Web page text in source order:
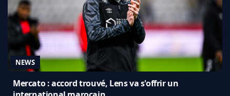
NEWS
Mercato : accord trouvé, Lens va s'offrir un